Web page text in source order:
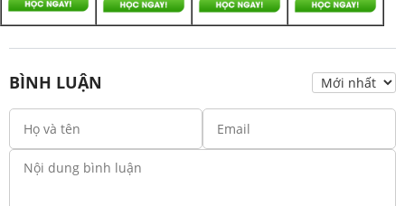
BÌNH LUẬN